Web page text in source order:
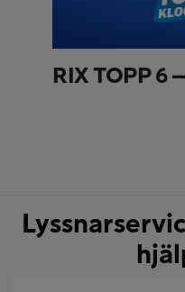
RIX TOPP 6